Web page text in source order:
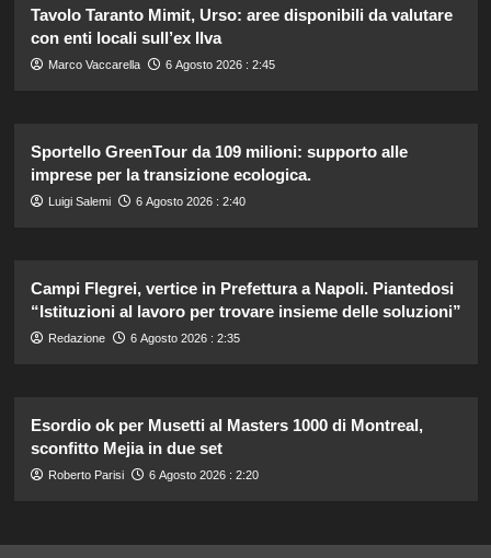
Tavolo Taranto Mimit, Urso: aree disponibili da valutare
con enti locali sull’ex Ilva
Marco Vaccarella 6 Agosto 2026 : 2:45
Sportello GreenTour da 109 milioni: supporto alle
imprese per la transizione ecologica.
Luigi Salemi 6 Agosto 2026 : 2:40
Campi Flegrei, vertice in Prefettura a Napoli. Piantedosi
“Istituzioni al lavoro per trovare insieme delle soluzioni”
Redazione 6 Agosto 2026 : 2:35
Esordio ok per Musetti al Masters 1000 di Montreal,
sconfitto Mejia in due set
Roberto Parisi 6 Agosto 2026 : 2:20